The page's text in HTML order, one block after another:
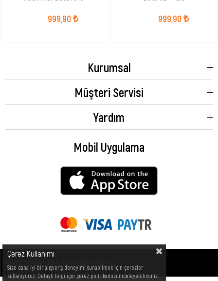
999,90 ₺ 999,90 ₺
Kurumsal
Müşteri Servisi
Yardım
Mobil Uygulama
Çerez Kullanımı
Size daha iyi bir alışveriş deneyimi sunabilmek için çerezler
kullanıyoruz. Detaylı bilgi için çerez politikamızı inceleyebilirsiniz.